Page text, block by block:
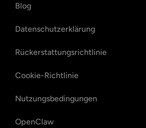
Blog
Datenschutzerklärung
Rückerstattungsrichtlinie
Cookie-Richtlinie
Nutzungsbedingungen
OpenClaw